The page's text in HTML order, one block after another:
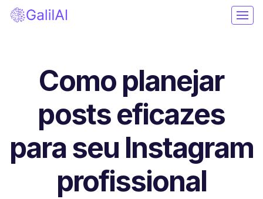
Como planejar
posts eficazes
para seu Instagram
profissional